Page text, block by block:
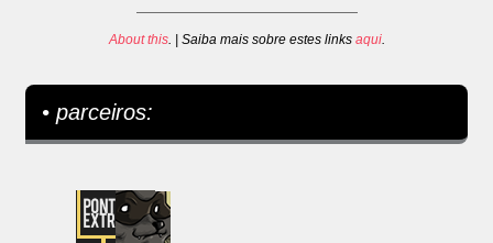
About this. | Saiba mais sobre estes links aqui.
• parceiros: